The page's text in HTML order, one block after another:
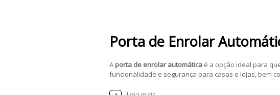
Porta de Enrolar
A porta de enrolar automática é a opção ideal para
funcionalidade e segurança para casas e lojas, bem